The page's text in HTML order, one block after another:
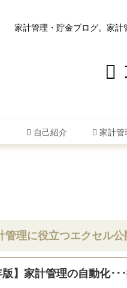
家計管理・貯金ブログ。家
自己紹介 家計管
管理に役立つエクセル公
版】家計管理の自動化･